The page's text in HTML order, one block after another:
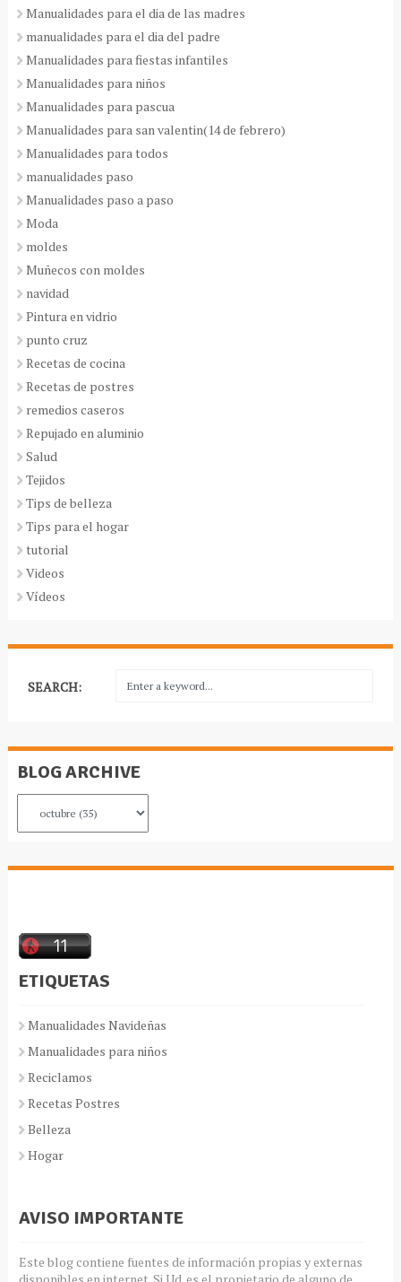
Manualidades para el dia de las madres
manualidades para el dia del padre
Manualidades para fiestas infantiles
Manualidades para niños
Manualidades para pascua
Manualidades para san valentin(14 de febrero)
Manualidades para todos
manualidades paso
Manualidades paso a paso
Moda
moldes
Muñecos con moldes
navidad
Pintura en vidrio
punto cruz
Recetas de cocina
Recetas de postres
remedios caseros
Repujado en aluminio
Salud
Tejidos
Tips de belleza
Tips para el hogar
tutorial
Videos
Vídeos
SEARCH:
BLOG ARCHIVE
ETIQUETAS
Manualidades Navideñas
Manualidades para niños
Reciclamos
Recetas Postres
Belleza
Hogar
AVISO IMPORTANTE
Este blog contiene fuentes de información propias y externas